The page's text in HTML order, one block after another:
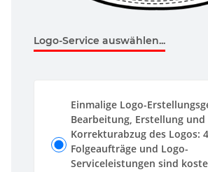
Logo-Service auswählen...
Einmalige Logo-
Bearbeitung, Erstellung und
Korrekturabzug des Logos:
Folgeaufträge und Logo-
Serviceleistungen sind